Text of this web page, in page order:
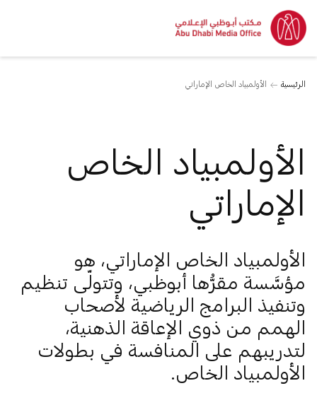
الرئيسية الأولمبياد الخاص الإماراتي
الأولمبياد الخاص
الإماراتي
الأولمبياد الخاص الإماراتي، هو
مؤسَّسة مقرُّها أبوظبي، وتتولّى تنظيم
وتنفيذ البرامج الرياضية لأصحاب
الهمم من ذوي الإعاقة الذهنية،
لتدريبهم على المنافسة في بطولات
الأولمبياد الخاص.